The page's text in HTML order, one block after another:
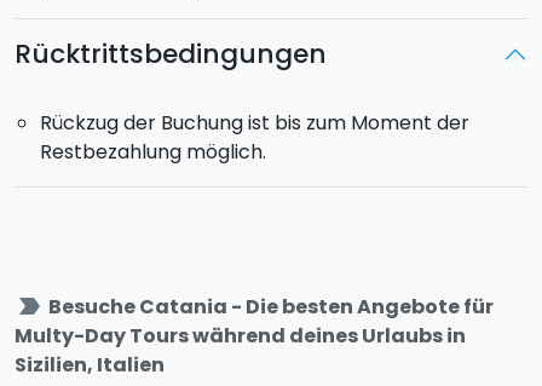
Rücktrittsbedingungen
Rückzug der Buchung ist bis zum Moment der
Restbezahlung möglich.
label_important Besuche Catania - Die besten Angebote für
Multy-Day Tours während deines Urlaubs in
Sizilien, Italien